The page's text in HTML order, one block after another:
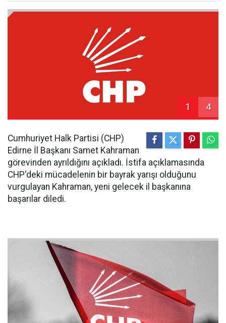
1 4
Cumhuriyet Halk Partisi (CHP)
Edirne İl Başkanı Samet Kahraman
görevinden ayrıldığını açıkladı. İstifa açıklamasında
CHP'deki mücadelenin bir bayrak yarışı olduğunu
vurgulayan Kahraman, yeni gelecek il başkanına
başarılar diledi.